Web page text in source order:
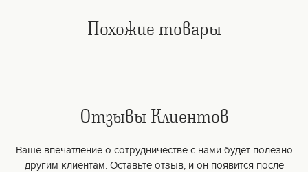
Похожие товары
Отзывы Клиентов
Ваше впечатление о сотрудничестве с нами будет полезно
другим клиентам. Оставьте отзыв, и он появится после